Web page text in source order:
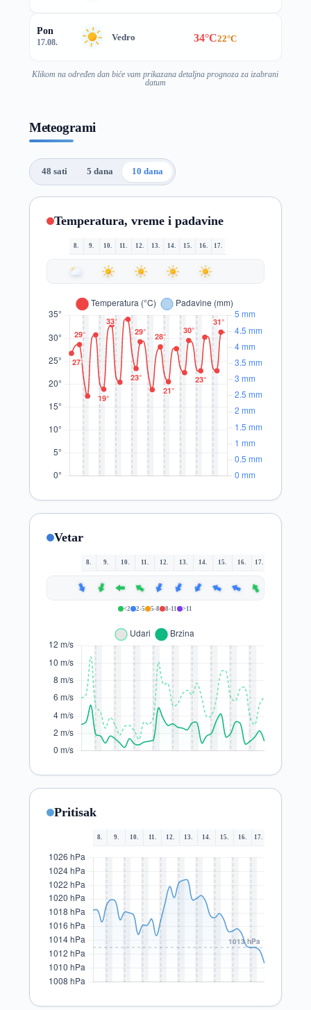
Pon
17.08. Vedro 34°C22°C
Klikom na određen dan biće vam prikazana detaljna prognoza za izabrani
datum
Meteogrami
48 sati 5 dana 10 dana
Temperatura, vreme i padavine
8. 9. 10. 11. 12. 13. 14. 15. 16. 17.
Vetar
8. 9. 10. 11. 12. 13. 14. 15. 16. 17.
Pritisak
8. 9. 10. 11. 12. 13. 14. 15. 16. 17.